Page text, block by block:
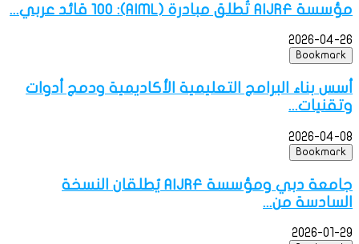
مؤسسة AIJRF تُطلق مبادرة (AIML): 100 قائد عربي...
2026-04-26
Bookmark
أسس بناء البرامج التعليمية الأكاديمية ودمج أدوات
وتقنيات...
2026-04-08
Bookmark
جامعة دبي ومؤسسة AIJRF يُطلقان النسخة
السادسة من...
2026-01-29